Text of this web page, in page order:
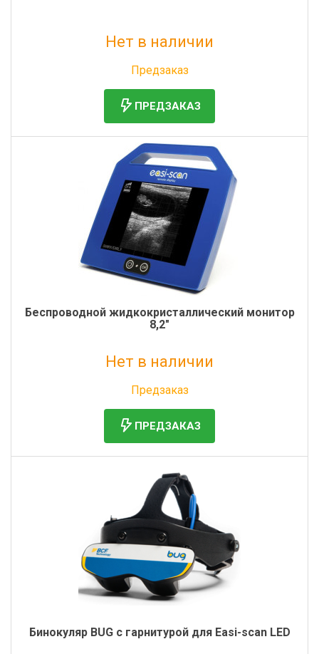
Нет в наличии
Предзаказ
ПРЕДЗАКАЗ
Беспроводной жидкокристаллический монитор
8,2″
Нет в наличии
Предзаказ
ПРЕДЗАКАЗ
Бинокуляр BUG с гарнитурой для Easi-scan LED